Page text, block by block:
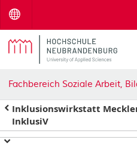
Fachbereich Soziale Arbeit,
Inklusionswirkstatt
InklusiV